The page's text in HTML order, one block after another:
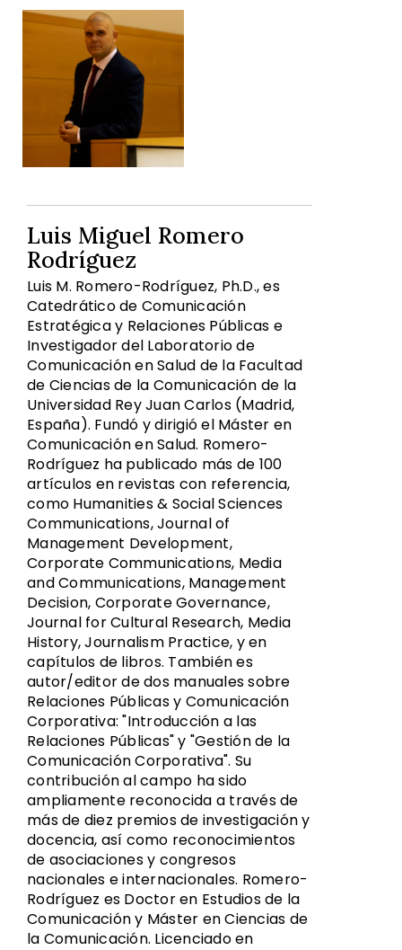
Luis Miguel Romero
Rodríguez
Luis M. Romero-Rodríguez, Ph.D., es
Catedrático de Comunicación
Estratégica y Relaciones Públicas e
Investigador del Laboratorio de
Comunicación en Salud de la Facultad
de Ciencias de la Comunicación de la
Universidad Rey Juan Carlos (Madrid,
España). Fundó y dirigió el Máster en
Comunicación en Salud. Romero-
Rodríguez ha publicado más de 100
artículos en revistas con referencia,
como Humanities & Social Sciences
Communications, Journal of
Management Development,
Corporate Communications, Media
and Communications, Management
Decision, Corporate Governance,
Journal for Cultural Research, Media
History, Journalism Practice, y en
capítulos de libros. También es
autor/editor de dos manuales sobre
Relaciones Públicas y Comunicación
Corporativa: "Introducción a las
Relaciones Públicas" y "Gestión de la
Comunicación Corporativa". Su
contribución al campo ha sido
ampliamente reconocida a través de
más de diez premios de investigación y
docencia, así como reconocimientos
de asociaciones y congresos
nacionales e internacionales. Romero-
Rodríguez es Doctor en Estudios de la
Comunicación y Máster en Ciencias de
la Comunicación. Licenciado en